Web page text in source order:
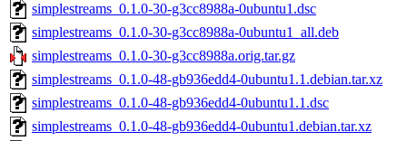
simplestreams_0.1.0-30-g3cc8988a-0ubuntu1.dsc
simplestreams_0.1.0-30-g3cc8988a-0ubuntu1_all.deb
simplestreams_0.1.0-30-g3cc8988a.orig.tar.gz
simplestreams_0.1.0-48-gb936edd4-0ubuntu1.1.debian.tar.xz
simplestreams_0.1.0-48-gb936edd4-0ubuntu1.1.dsc
simplestreams_0.1.0-48-gb936edd4-0ubuntu1.debian.tar.xz